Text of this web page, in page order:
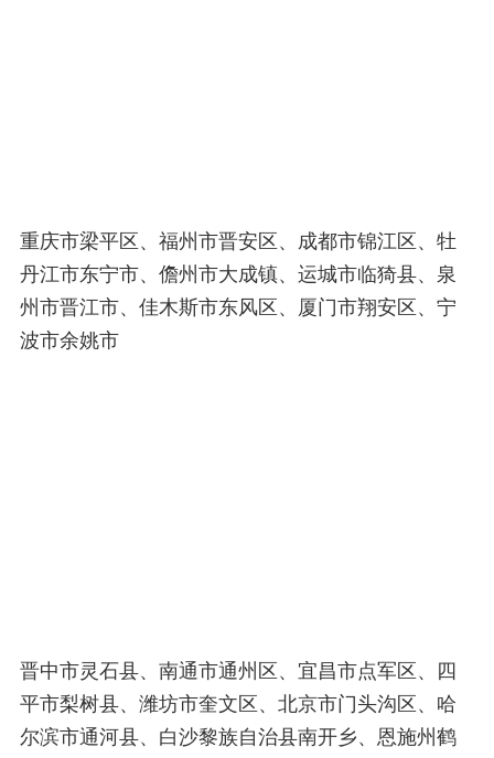
重庆市梁平区、福州市晋安区、成都市锦江区、牡
丹江市东宁市、儋州市大成镇、运城市临猗县、泉
州市晋江市、佳木斯市东风区、厦门市翔安区、宁
波市余姚市
晋中市灵石县、南通市通州区、宜昌市点军区、四
平市梨树县、潍坊市奎文区、北京市门头沟区、哈
尔滨市通河县、白沙黎族自治县南开乡、恩施州鹤